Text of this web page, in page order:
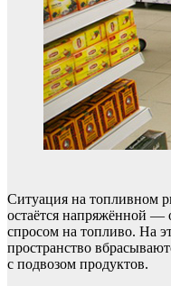
Ситуация на топливном
остаётся напряжённой
спросом на топливо. На
пространство
с подвозом продуктов.